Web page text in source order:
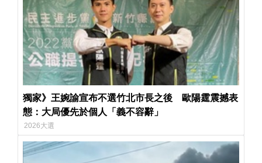
獨家》王婉諭宣布不選竹北市長之後 歐陽霆震撼表
態：大局優先於個人「義不容辭」
2026大選